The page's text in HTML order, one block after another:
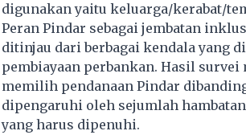
digunakan yaitu keluarga/kerabat/
Peran Pindar sebagai jembatan
ditinjau dari berbagai kendala yang
pembiayaan perbankan. Hasil
memilih pendanaan Pindar
dipengaruhi oleh sejumlah
yang harus dipenuhi.